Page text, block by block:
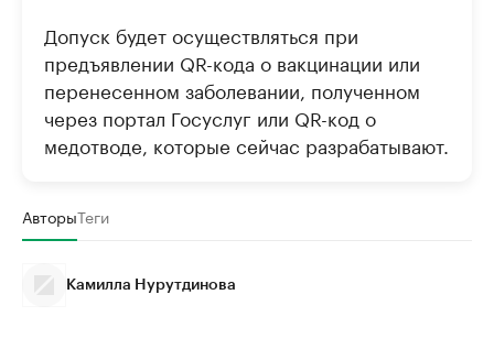
Допуск будет осуществляться при
предъявлении QR-кода о вакцинации или
перенесенном заболевании, полученном
через портал Госуслуг или QR-код о
медотводе, которые сейчас разрабатывают.
АвторыТеги
Камилла Нурутдинова